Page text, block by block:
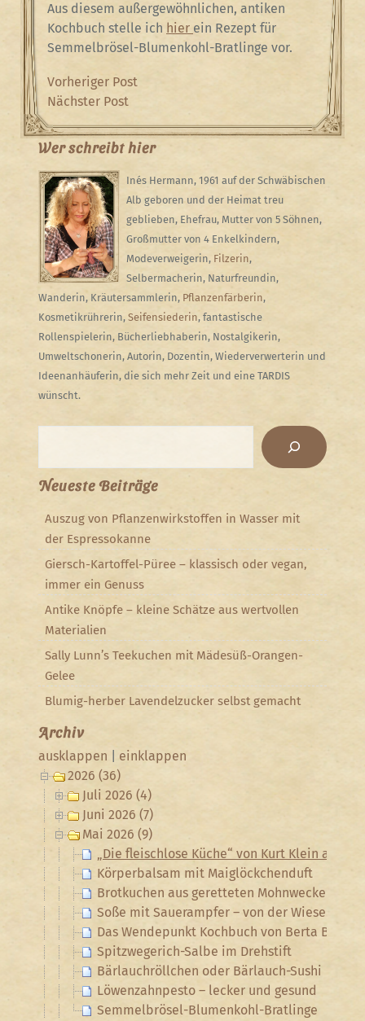
Aus diesem außergewöhnlichen, antiken
Kochbuch stelle ich hier ein Rezept für
Semmelbrösel-Blumenkohl-Bratlinge vor.
Beitragsnavigation
Previous
Post
Vorheriger Post
Next
Post
Nächster Post
Wer schreibt hier
Inés Hermann, 1961 auf der Schwäbischen
Alb geboren und der Heimat treu
geblieben, Ehefrau, Mutter von 5 Söhnen,
Großmutter von 4 Enkelkindern,
Modeverweigerin, Filzerin,
Selbermacherin, Naturfreundin,
Wanderin, Kräutersammlerin, Pflanzenfärberin,
Kosmetikrührerin, Seifensiederin, fantastische
Rollenspielerin, Bücherliebhaberin, Nostalgikerin,
Umweltschonerin, Autorin, Dozentin, Wiederverwerterin und
Ideenanhäuferin, die sich mehr Zeit und eine TARDIS
wünscht.
Neueste Beiträge
Auszug von Pflanzenwirkstoffen in Wasser mit
der Espressokanne
Giersch-Kartoffel-Püree – klassisch oder vegan,
immer ein Genuss
Antike Knöpfe – kleine Schätze aus wertvollen
Materialien
Sally Lunn’s Teekuchen mit Mädesüß-Orangen-
Gelee
Blumig-herber Lavendelzucker selbst gemacht
Archiv
ausklappen
einklappen
2026 (36)
Juli 2026 (4)
Juni 2026 (7)
Mai 2026 (9)
„Die fleischlose Küche“ von Kurt Klein aus
Körperbalsam mit Maiglöckchenduft
Brotkuchen aus geretteten Mohnwecken mit
Soße mit Sauerampfer – von der Wiese auf
Das Wendepunkt Kochbuch von Berta
Spitzwegerich-Salbe im Drehstift
Bärlauchröllchen oder Bärlauch-Sushi
Löwenzahnpesto – lecker und gesund
Semmelbrösel-Blumenkohl-Bratlinge